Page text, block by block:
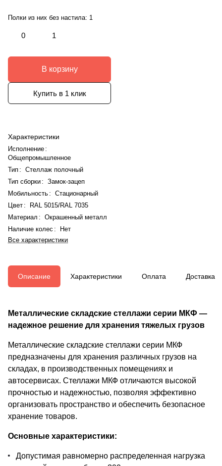
Полки из них без настила: 1
0 1
В корзину
Купить в 1 клик
Характеристики
Исполнение :
Общепромышленное
Тип : Стеллаж полочный
Тип сборки: Замок-зацеп
Мобильность : Стационарный
Цвет :
RAL 5015/RAL 7035
Материал : Окрашенный металл
Наличие колес :
Нет
Все характеристики
Описание Характеристики Оплата Доставка
Металлические складские стеллажи серии МКФ —
надежное решение для хранения тяжелых грузов
Металлические складские стеллажи серии МКФ
предназначены для хранения различных грузов на
складах, в производственных помещениях и
автосервисах. Стеллажи МКФ отличаются высокой
прочностью и надежностью, позволяя эффективно
организовать пространство и обеспечить безопасное
хранение товаров.
Основные характеристики:
Допустимая равномерно распределенная нагрузка